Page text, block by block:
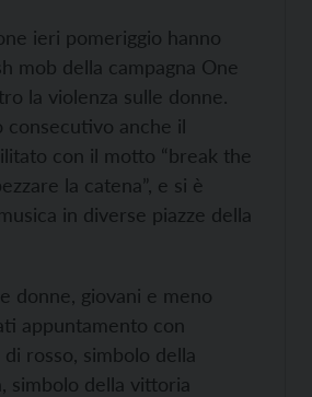
ieri pomeriggio hanno
mob della campagna One
la violenza sulle donne.
consecutivo anche il
con il motto “break the
la catena”, e si è
in diverse piazze della
donne, giovani e meno
appuntamento con
rosso, simbolo della
simbolo della vittoria